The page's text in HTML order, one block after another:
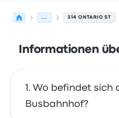
... 314 ONTARIO ST
Informationen
Wo befindet sich
Busbahnhof?